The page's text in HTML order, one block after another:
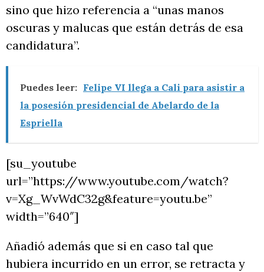
sino que hizo referencia a “unas manos
oscuras y malucas que están detrás de esa
candidatura”.
Puedes leer: Felipe VI llega a Cali para asistir a
la posesión presidencial de Abelardo de la
Espriella
[su_youtube
url=”https://www.youtube.com/watch?
v=Xg_WvWdC32g&feature=youtu.be”
width=”640″]
Añadió además que si en caso tal que
hubiera incurrido en un error, se retracta y